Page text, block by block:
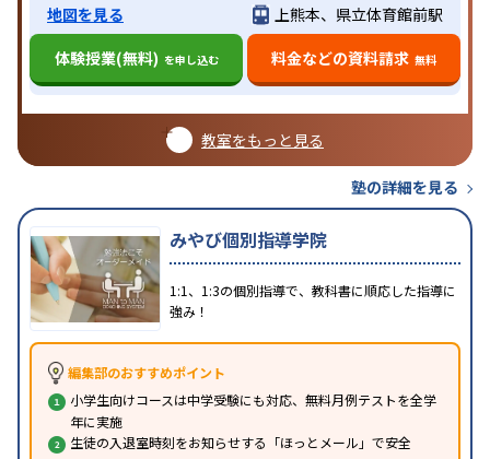
地図を見る
上熊本、県立体育館前駅
体験授業(無料) を申し込む 料金などの資料請求 無料
教室をもっと見る
塾の詳細を見る
みやび個別指導学院
1:1、1:3の個別指導で、教科書に順応した指導に
強み！
編集部のおすすめポイント
小学生向けコースは中学受験にも対応、無料月例テストを全学
年に実施
生徒の入退室時刻をお知らせする「ほっとメール」で安全